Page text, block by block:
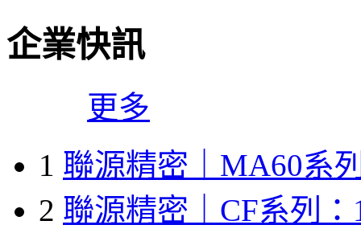
企業快訊
更多
1 聯源精密｜MA60系
2 聯源精密｜CF系列：